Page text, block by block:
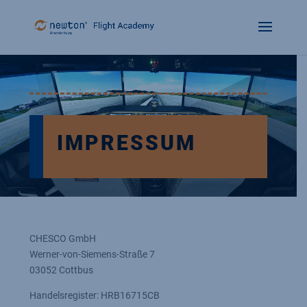
IMPRESSUM
CHESCO GmbH
Werner-von-Siemens-Straße 7
03052 Cottbus
Handelsregister: HRB16715CB